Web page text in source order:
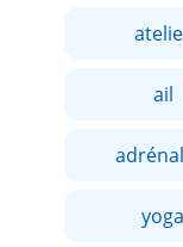
ail
yoga